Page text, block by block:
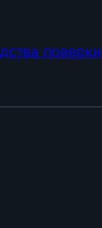
поверки